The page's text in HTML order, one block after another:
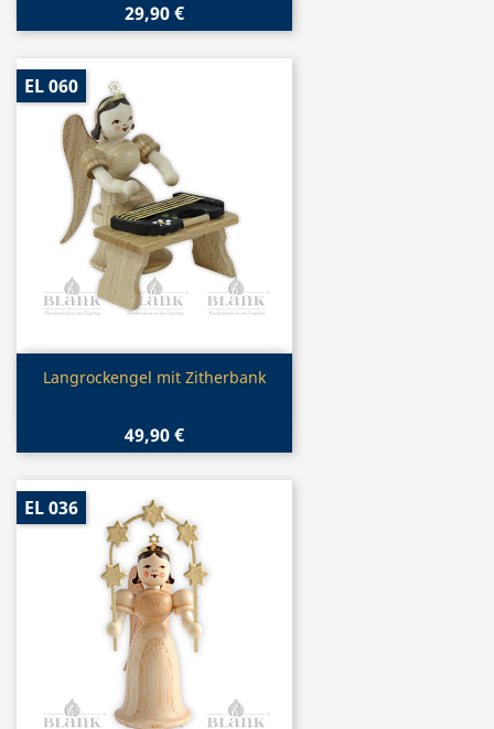
29,90 €
Vorschau
Langrockengel mit Zitherbank
49,90 €
EL 060
EL 036